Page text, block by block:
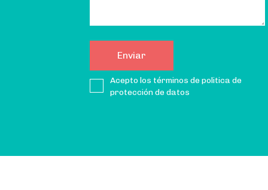
Acepto los términos de politica de
protección de datos